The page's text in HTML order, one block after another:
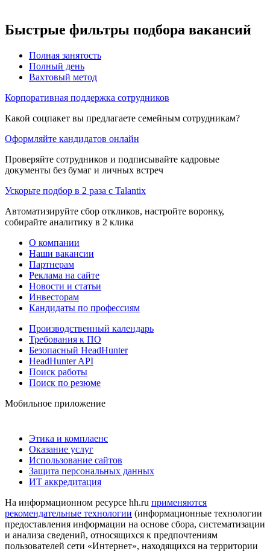
Быстрые фильтры подбора вакансий
Полная занятость
Полный день
Вахтовый метод
Корпоративная поддержка сотрудников
Какой соцпакет вы предлагаете семейным сотрудникам?
Оформляйте кандидатов онлайн
Проверяйте сотрудников и подписывайте кадровые
документы без бумаг и личных встреч
Ускорьте подбор в 2 раза с Talantix
Автоматизируйте сбор откликов, настройте воронку,
собирайте аналитику в 2 клика
О компании
Наши вакансии
Партнерам
Реклама на сайте
Новости и статьи
Инвесторам
Кандидаты по профессиям
Производственный календарь
Требования к ПО
Безопасный HeadHunter
HeadHunter API
Поиск работы
Поиск по резюме
Мобильное приложение
Этика и комплаенс
Оказание услуг
Использование сайтов
Защита персональных данных
ИТ аккредитация
На информационном ресурсе hh.ru применяются
рекомендательные технологии (информационные технологии
предоставления информации на основе сбора, систематизации
и анализа сведений, относящихся к предпочтениям
пользователей сети «Интернет», находящихся на территории